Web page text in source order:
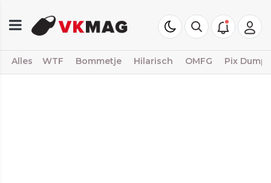
Alles WTF Bommetje Hilarisch OMFG Pix Dump